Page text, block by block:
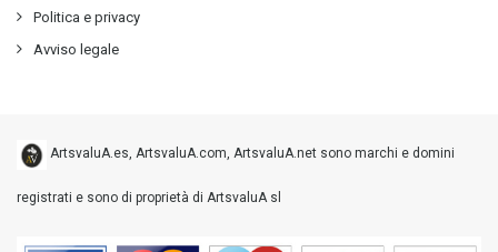
Politica e privacy
Avviso legale
ArtsvaluA.es, ArtsvaluA.com, ArtsvaluA.net sono marchi e domini
registrati e sono di proprietà di ArtsvaluA sl